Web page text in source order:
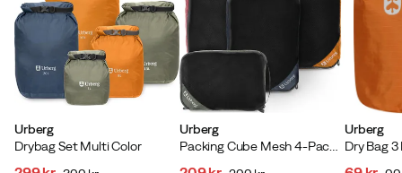
Urberg
Drybag Set Multi Color
Urberg
Urberg
Dry Bag